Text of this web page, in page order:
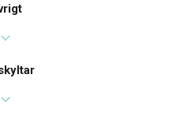
expand_more
expand_more